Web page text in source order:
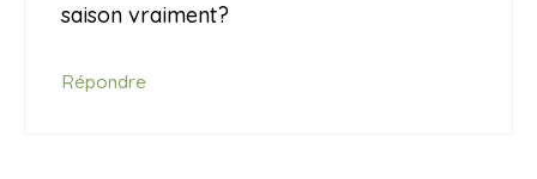
saison vraiment?
Répondre